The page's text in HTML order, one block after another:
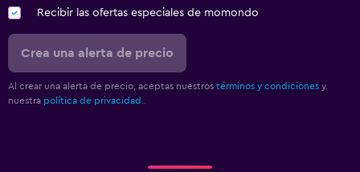
Recibir las ofertas especiales de momondo
Crea una alerta de precio
Al crear una alerta de precio, aceptas nuestros términos y condiciones y
nuestra política de privacidad.